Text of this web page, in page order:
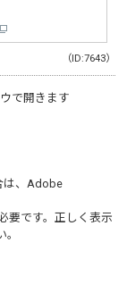
（ID:7643）
で開きます
は、Adobe
要です。正しく表示